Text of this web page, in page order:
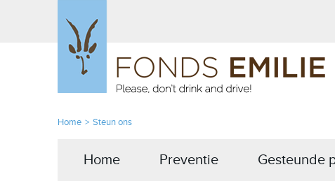
Home Steun ons
Home Preventie Gesteunde